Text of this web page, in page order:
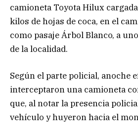
camioneta Toyota Hilux
kilos de hojas de coca, en el
como pasaje Árbol Blanco, a
de la localidad.
Según el parte policial, anoche
interceptaron una camioneta
que, al notar la presencia
vehículo y huyeron hacia el